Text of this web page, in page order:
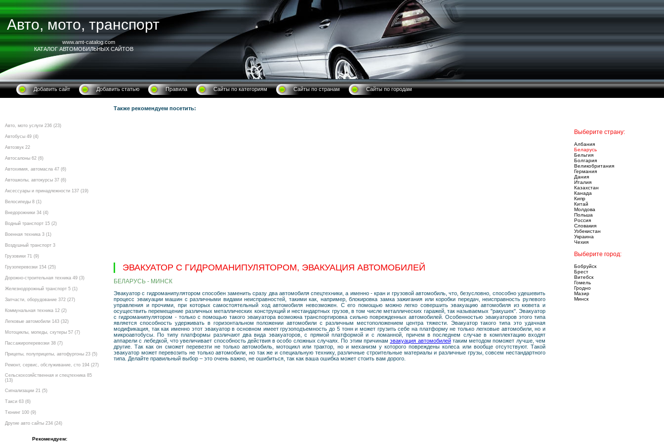
Авто, мото, транспорт
www.amt-catalog.com
КАТАЛОГ АВТОМОБИЛЬНЫХ САЙТОВ
Добавить сайт Добавить статью Правила Сайты по категориям Сайты по странам Сайты по городам
Авто, мото услуги 236 (23)
Автобусы 49 (4)
Автозвук 22
Автосалоны 62 (6)
Автохимия, автомасла 47 (6)
Автошколы, автокурсы 37 (6)
Аксессуары и принадлежности 137 (19)
Велосипеды 8 (1)
Внедорожники 34 (4)
Водный транспорт 15 (2)
Военная техника 3 (1)
Воздушный транспорт 3
Грузовики 71 (9)
Грузоперевозки 154 (25)
Дорожно-строительная техника 49 (3)
Железнодорожный транспорт 5 (1)
Запчасти, оборудование 372 (27)
Коммунальная техника 12 (2)
Легковые автомобили 143 (32)
Мотоциклы, мопеды, скутеры 57 (7)
Пассажироперевозки 38 (7)
Прицепы, полуприцепы, автофургоны 23 (5)
Ремонт, сервис, обслуживание, сто 194 (27)
Сельскохозяйственная и спецтехника 85
(13)
Сигнализации 21 (5)
Такси 63 (6)
Тюнинг 100 (9)
Другие авто сайты 234 (24)
Рекомендуем:
Также рекомендуем посетить:
ЭВАКУАТОР С ГИДРОМАНИПУЛЯТОРОМ, ЭВАКУАЦИЯ АВТОМОБИЛЕЙ
БЕЛАРУСЬ - МИНСК
Эвакуатор с гидроманипулятором способен заменить сразу два автомобиля спецтехники, а именно - кран и грузовой автомобиль, что, безусловно, способно удешевить
процесс эвакуации машин с различными видами неисправностей, такими как, например, блокировка замка зажигания или коробки передач, неисправность рулевого
управления и прочими, при которых самостоятельный ход автомобиля невозможен. С его помощью можно легко совершить эвакуацию автомобиля из кювета и
осуществить перемещение различных металлических конструкций и нестандартных грузов, в том числе металлических гаражей, так называемых "ракушек". Эвакуатор
с гидроманипулятором - только с помощью такого эвакуатора возможна транспортировка сильно поврежденных автомобилей. Особенностью эвакуаторов этого типа
является способность удерживать в горизонтальном положении автомобили с различным местоположением центра тяжести. Эвакуатор такого типа это удачная
модификация, так как именно этот эвакуатор в основном имеет грузоподъемность до 5 тонн и может грузить себе на платформу не только легковые автомобили, но и
микроавтобусы. По типу платформы различают два вида эвакуаторов, с прямой платформой и с ломанной, причем в последнем случае в комплектацию входят
аппарели с лебедкой, что увеличивает способность действия в особо сложных случаях. По этим причинамэвакуация автомобилейтаким методом поможет лучше, чем
другие. Так как он сможет перевезти не только автомобиль, мотоцикл или трактор, но и механизм у которого повреждены колеса или вообще отсутствуют. Такой
эвакуатор может перевозить не только автомобили, но так же и специальную технику, различные строительные материалы и различные грузы, совсем нестандартного
типа. Делайте правильный выбор – это очень важно, не ошибиться, так как ваша ошибка может стоить вам дорого.
Выберите страну:
Албания
Беларусь
Бельгия
Болгария
Великобритания
Германия
Дания
Италия
Казахстан
Канада
Кипр
Китай
Молдова
Польша
Россия
Словакия
Узбекистан
Украина
Чехия
Выберите город:
Бобруйск
Брест
Витебск
Гомель
Гродно
Мазир
Минск